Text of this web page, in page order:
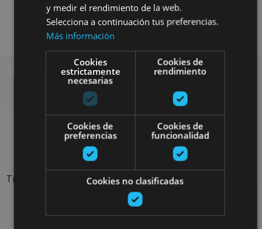
Agua
Rechercher plus de
sorties
Trouvez des sorties et des propositions pour compléter votre
séjour en Navarre : activités organisées, visites et les
évènements-phares de l'agenda
y medir el rendimiento de la web.
Selecciona a continuación tus preferencias.
Más información
Cookies
estrictamente
necesarias
Cookies de
rendimiento
Cookies de
preferencias
Cookies de
funcionalidad
Cookies no clasificadas